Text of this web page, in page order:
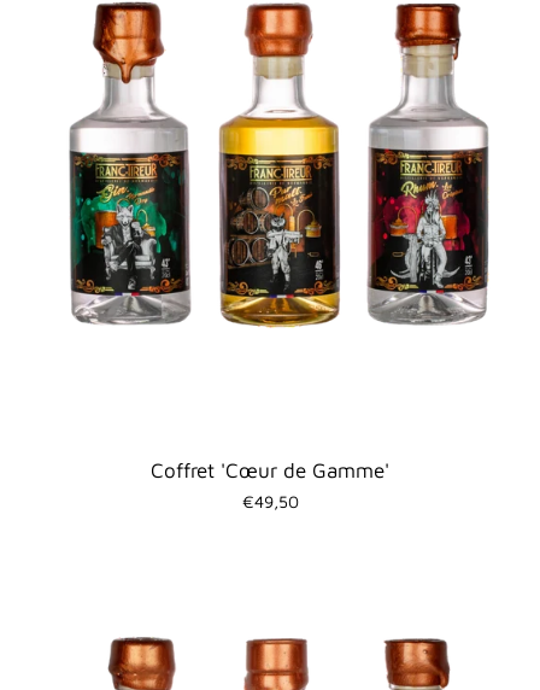
Coffret 'Cœur de Gamme'
€49,50